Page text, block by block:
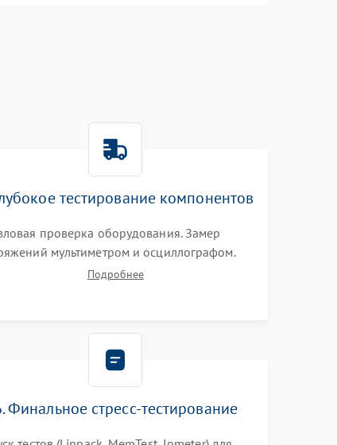
тестирование компонентов
проверка оборудования. Замер
мультиметром и осциллографом.
модулей памяти (ECC) и состояния
Подробнее
Финальное стресс-тестирование